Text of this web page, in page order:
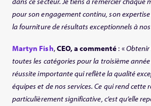
pour son engagement continu, son
la fourniture de résultats exceptionnels à
Martyn Fish,CEO, a commenté : «
toutes les catégories pour la troisième
réussite importante qui reflète la qualité
équipes et de nos services. Ce qui rend cette
particulièrement significative, c’est qu’elle